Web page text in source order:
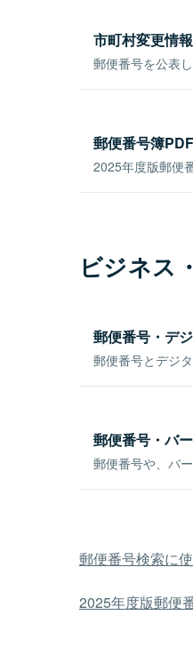
市町村変更情報
郵便番号を公表
郵便番号簿
2025年度版郵便
ビジネス
郵便番号・デ
郵便番号とデジ
郵便番号・バ
郵便番号や、バ
郵便番号検索に
2025年度版郵便